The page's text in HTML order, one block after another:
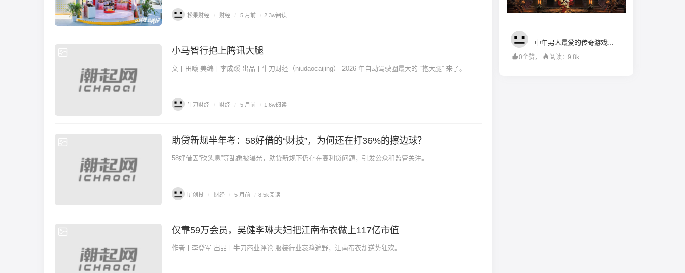
松果财经 / 财经 / 5 月前 / 2.3w阅读
财经
小马智行抱上腾讯大腿
文丨田曦 美编丨李成蹊 出品丨牛刀财经（niudaocaijing） 2026 年自动驾驶圈最大的 “抱大腿” 来了。
牛刀财经 / 财经 / 5 月前 / 1.6w阅读
财经
助贷新规半年考：58好借的“财技”，为何还在打36%的擦边球？
58好借因“砍头息”等乱象被曝光，助贷新规下仍存在高利贷问题，引发公众和监管关注。
旷创投 / 财经 / 5 月前 / 8.5k阅读
财经
仅靠59万会员，吴健李琳夫妇把江南布衣做上117亿市值
作者丨李登军 出品丨牛刀商业评论 服装行业哀鸿遍野，江南布衣却逆势狂欢。
中年男人最爱的传奇游戏，还是太赚钱了
0个赞，
阅读：9.8k